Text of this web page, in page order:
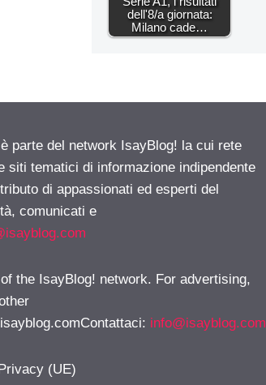
dell'8/a giornata:
Milano cade…
parte del network IsayBlog! la cui rete
siti tematici di informazione indipendente
di appassionati ed esperti del
comunicati e
the IsayBlog! network. For advertising,
: info@isayblog.com
(UE)